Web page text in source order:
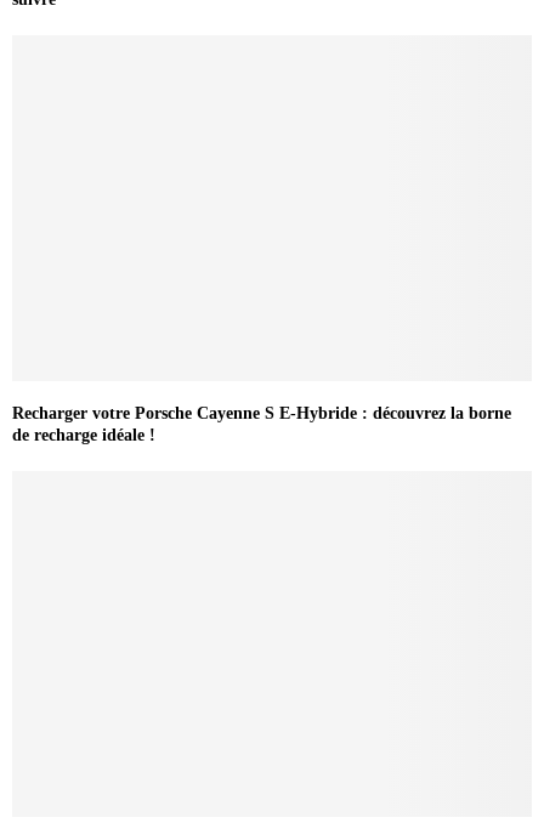
Recharger votre Porsche Cayenne S E-Hybride : découvrez la borne
de recharge idéale !